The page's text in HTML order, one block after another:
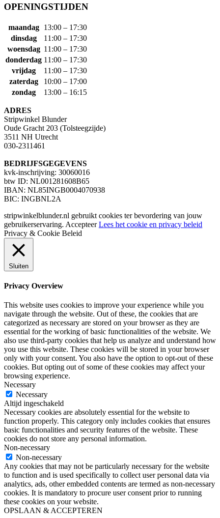
OPENINGSTIJDEN
maandag
13:00 – 17:30
dinsdag
11:00 – 17:30
woensdag 11:00 – 17:30
donderdag 11:00 – 17:30
vrijdag
11:00 – 17:30
zaterdag
10:00 – 17:00
zondag
13:00 – 16:15
ADRES
Stripwinkel Blunder
Oude Gracht 203 (Tolsteegzijde)
3511 NH Utrecht
030-2311461
BEDRIJFSGEGEVENS
kvk-inschrijving: 30060016
btw ID: NL001281608B65
IBAN: NL85INGB0004070938
BIC: INGBNL2A
stripwinkelblunder.nl gebruikt cookies ter bevordering van jouw
gebruikerservaring. Accepteer Lees het cookie en privacy beleid
Privacy & Cookie Beleid
Sluiten
Privacy Overview
This website uses cookies to improve your experience while you
navigate through the website. Out of these, the cookies that are
categorized as necessary are stored on your browser as they are
essential for the working of basic functionalities of the website. We
also use third-party cookies that help us analyze and understand how
you use this website. These cookies will be stored in your browser
only with your consent. You also have the option to opt-out of these
cookies. But opting out of some of these cookies may affect your
browsing experience.
Necessary
Necessary
Altijd ingeschakeld
Necessary cookies are absolutely essential for the website to
function properly. This category only includes cookies that ensures
basic functionalities and security features of the website. These
cookies do not store any personal information.
Non-necessary
Non-necessary
Any cookies that may not be particularly necessary for the website
to function and is used specifically to collect user personal data via
analytics, ads, other embedded contents are termed as non-necessary
cookies. It is mandatory to procure user consent prior to running
these cookies on your website.
OPSLAAN & ACCEPTEREN